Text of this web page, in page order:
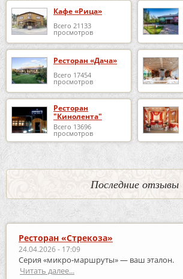
Кафе «Рица»
Всего 21133
просмотров
Ресторан «Дача»
Всего 17454
просмотров
Ресторан
"Кинолента"
Всего 13696
просмотров
Последние отзывы
Ресторан «Стрекоза»
24.04.2026 - 17:09
Серия «микро‑маршруты» — ваш эталон.
Читать далее...